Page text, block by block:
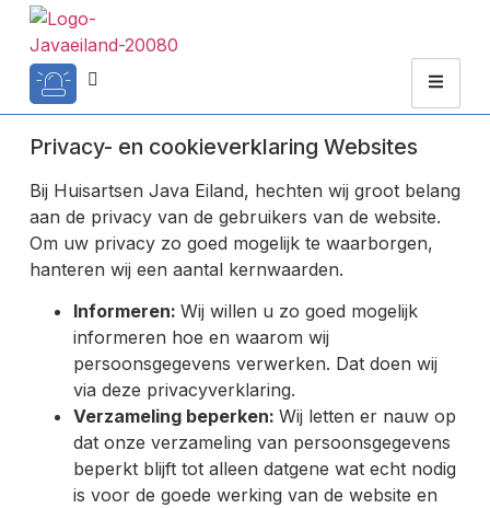
Privacy- en cookieverklaring Websites
Bij Huisartsen Java Eiland, hechten wij groot belang
aan de privacy van de gebruikers van de website.
Om uw privacy zo goed mogelijk te waarborgen,
hanteren wij een aantal kernwaarden.
Informeren: Wij willen u zo goed mogelijk
informeren hoe en waarom wij
persoonsgegevens verwerken. Dat doen wij
via deze privacyverklaring.
Verzameling beperken: Wij letten er nauw op
dat onze verzameling van persoonsgegevens
beperkt blijft tot alleen datgene wat echt nodig
is voor de goede werking van de website en